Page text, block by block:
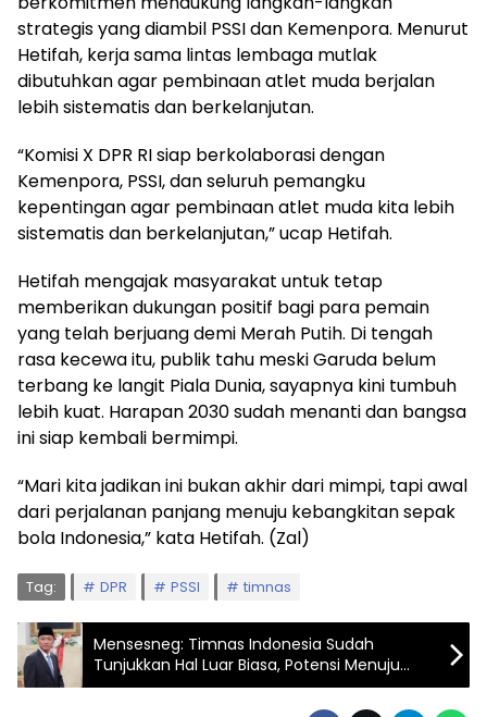
strategis yang diambil PSSI dan Kemenpora. Menurut
Hetifah, kerja sama lintas lembaga mutlak
dibutuhkan agar pembinaan atlet muda berjalan
lebih sistematis dan berkelanjutan.
“Komisi X DPR RI siap berkolaborasi dengan
Kemenpora, PSSI, dan seluruh pemangku
kepentingan agar pembinaan atlet muda kita lebih
sistematis dan berkelanjutan,” ucap Hetifah.
Hetifah mengajak masyarakat untuk tetap
memberikan dukungan positif bagi para pemain
yang telah berjuang demi Merah Putih. Di tengah
rasa kecewa itu, publik tahu meski Garuda belum
terbang ke langit Piala Dunia, sayapnya kini tumbuh
lebih kuat. Harapan 2030 sudah menanti dan bangsa
ini siap kembali bermimpi.
“Mari kita jadikan ini bukan akhir dari mimpi, tapi awal
dari perjalanan panjang menuju kebangkitan sepak
bola Indonesia,” kata Hetifah. (Zal)
Tag: DPR PSSI timnas
Mensesneg: Timnas Indonesia Sudah
Tunjukkan Hal Luar Biasa, Potensi Menuju
Piala Dunia Berikutnya